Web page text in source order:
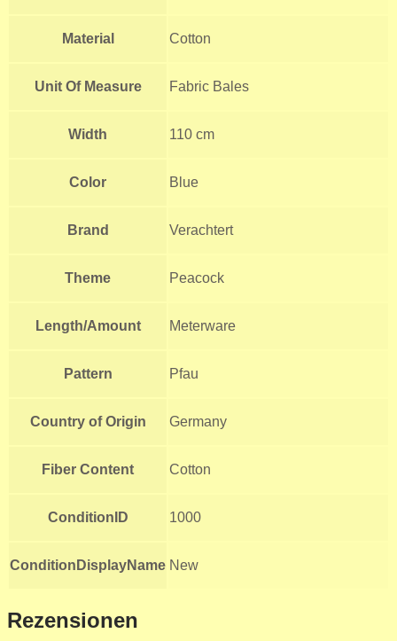
Material Cotton
Unit Of Measure Fabric Bales
Width 110 cm
Color Blue
Brand Verachtert
Theme Peacock
Length/Amount Meterware
Pattern Pfau
Country of Origin Germany
Fiber Content Cotton
ConditionID 1000
ConditionDisplayName New
Rezensionen